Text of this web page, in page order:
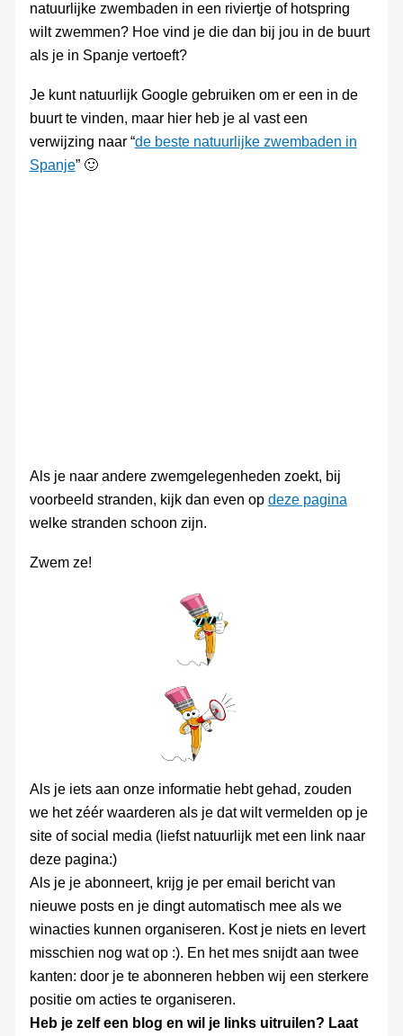
natuurlijke zwembaden in een riviertje of hotspring
wilt zwemmen? Hoe vind je die dan bij jou in de buurt
als je in Spanje vertoeft?
Je kunt natuurlijk Google gebruiken om er een in de
buurt te vinden, maar hier heb je al vast een
verwijzing naar “de beste natuurlijke zwembaden in
Spanje” 🙂
Als je naar andere zwemgelegenheden zoekt, bij
voorbeeld stranden, kijk dan even op deze pagina
welke stranden schoon zijn.
Zwem ze!
Als je iets aan onze informatie hebt gehad, zouden
we het zéér waarderen als je dat wilt vermelden op je
site of social media (liefst natuurlijk met een link naar
deze pagina:)
Als je je abonneert, krijg je per email bericht van
nieuwe posts en je dingt automatisch mee als we
winacties kunnen organiseren. Kost je niets en levert
misschien nog wat op :). En het mes snijdt aan twee
kanten: door je te abonneren hebben wij een sterkere
positie om acties te organiseren.
Heb je zelf een blog en wil je links uitruilen? Laat